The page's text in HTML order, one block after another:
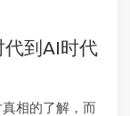
到AI时代
相的了解，而